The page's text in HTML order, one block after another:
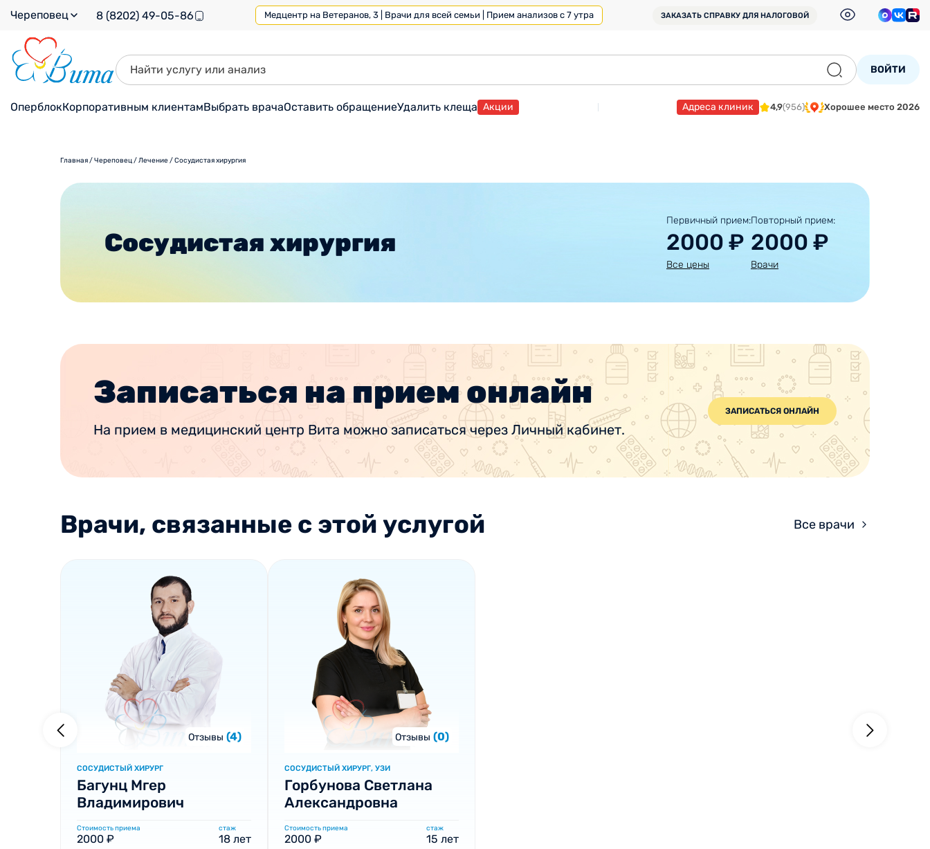
Череповец 8 (8202) 49-05-86 Медцентр на Ветеранов, 3 | Врачи для всей семьи | Прием анализов с 7 утра ЗАКАЗАТЬ СПРАВКУ ДЛЯ НАЛОГОВОЙ
ВОЙТИ
ОперблокКорпоративным клиентамВыбрать врачаОставить обращениеУдалить клеща Акции Адреса клиник 4,9(956) Хорошее место 2026
Главная/Череповец/Лечение /Сосудистая хирургия
Сосудистая хирургия
Первичный прием:
2000 ₽
Все цены
Повторный прием:
2000 ₽
Врачи
Записаться на прием онлайн
На прием в медицинский центр Вита можно записаться через Личный кабинет.
ЗАПИСАТЬСЯ ОНЛАЙН
Врачи, связанные с этой услугой Все врачи
Отзывы (4)
СОСУДИСТЫЙ ХИРУРГ
Багунц Мгер
Владимирович
Стоимость приема
2000 ₽
стаж
18 лет
Отзывы (0)
СОСУДИСТЫЙ ХИРУРГ, УЗИ
Горбунова Светлана
Александровна
Стоимость приема
2000 ₽
стаж
15 лет